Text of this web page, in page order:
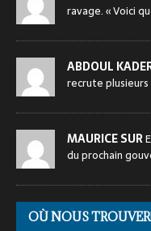
ravage. « Voici
ABDOUL
recrute plusieurs
MAURICE SUR
du prochain
OÙ NOUS